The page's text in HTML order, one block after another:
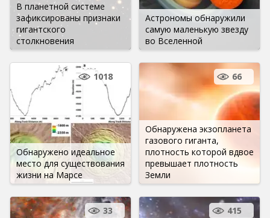
В планетной системе
зафиксированы признаки
гигантского
столкновения
Астрономы обнаружили
самую маленькую звезду
во Вселенной
Обнаружено идеальное
место для существования
жизни на Марсе
1018
Обнаружена экзопланета
газового гиганта,
плотность которой вдвое
превышает плотность
Земли
66
33 415